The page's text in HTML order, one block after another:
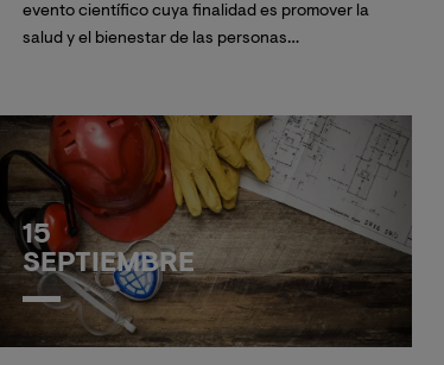
evento científico cuya finalidad es promover la
salud y el bienestar de las personas
empírica en la tercera ola de terapias
psicológicas.
15
SEPTIEMBRE